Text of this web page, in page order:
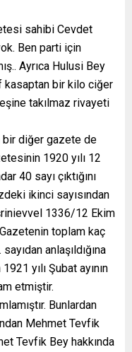
sahibi Cevdet
Ben parti için
Ayrıca Hulusi Bey
kasaptan bir kilo ciğer
takılmaz rivayeti
bir diğer gazete de
1920 yılı 12
40 sayı çıktığını
ikinci sayısından
1336/12 Ekim
Gazetenin toplam kaç
anlaşıldığına
yılı Şubat ayının
etmiştir.
Bunlardan
Mehmet Tevfik
Tevfik Bey hakkında